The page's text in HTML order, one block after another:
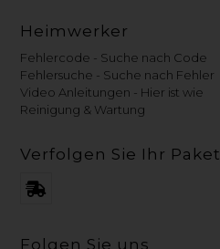
Heimwerker
Fehlercode - Suche nach Code
Fehlersuche - Suche nach Fehler
Video Anleitungen - Hier ist wie
Reinigung & Wartung
Verfolgen Sie Ihr Paket
Folgen Sie uns